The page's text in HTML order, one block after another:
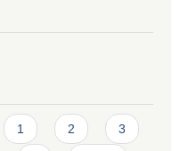
1 2 3